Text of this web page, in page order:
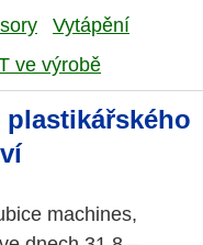
Vytápění
ve výrobě
machines,